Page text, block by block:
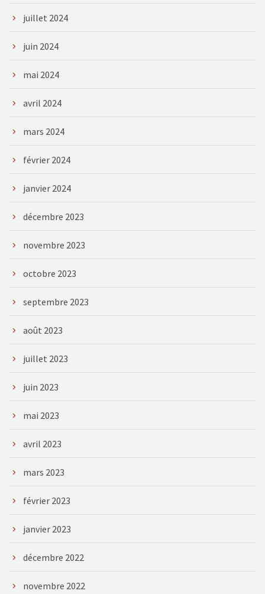
juillet 2024
juin 2024
mai 2024
avril 2024
mars 2024
février 2024
janvier 2024
décembre 2023
novembre 2023
octobre 2023
septembre 2023
août 2023
juillet 2023
juin 2023
mai 2023
avril 2023
mars 2023
février 2023
janvier 2023
décembre 2022
novembre 2022